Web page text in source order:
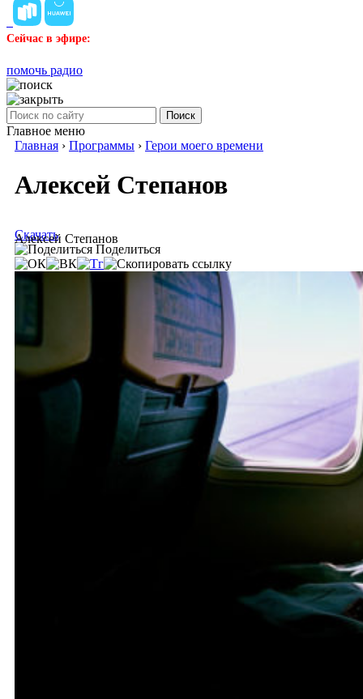
Сейчас в эфире:
помочь радио
Поиск
Главное меню
Главная › Программы › Герои моего времени
Алексей Степанов
Алексей Степанов
Скачать
Поделиться